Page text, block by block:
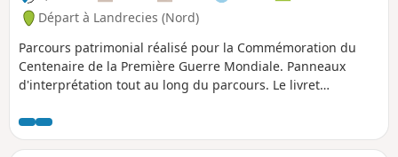
Départ à Landrecies (Nord)
Parcours patrimonial réalisé pour la Commémoration du
Centenaire de la Première Guerre Mondiale. Panneaux
d'interprétation tout au long du parcours. Le livret
pratiques.